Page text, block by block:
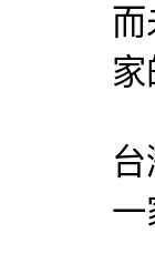
家
一